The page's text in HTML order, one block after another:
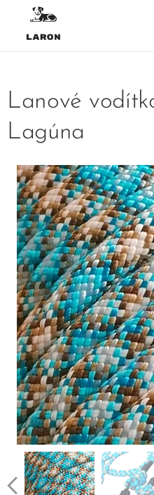
Lanové
Lagúna